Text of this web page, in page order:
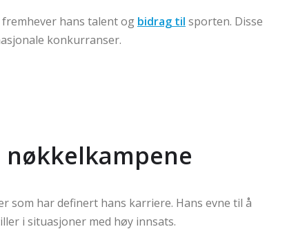
hans talent og bidrag til sporten. Disse
konkurranser.
som har definert hans karriere. Hans evne til å
i situasjoner med høy innsats.